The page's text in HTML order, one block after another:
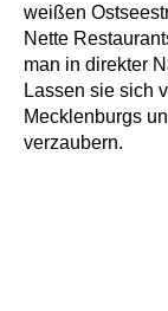
weißen
Nette
man in direkter
Lassen sie sich
Mecklenburgs
verzaubern.